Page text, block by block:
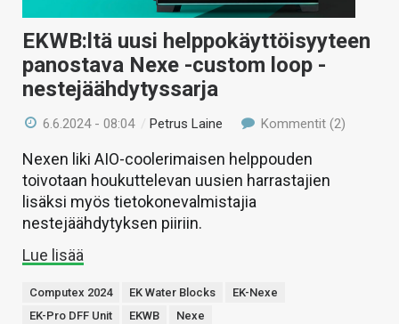
EKWB:ltä uusi helppokäyttöisyyteen
panostava Nexe -custom loop -
nestejäähdytyssarja
6.6.2024 - 08:04 /Petrus Laine Kommentit (2)
Nexen liki AIO-coolerimaisen helppouden
toivotaan houkuttelevan uusien harrastajien
lisäksi myös tietokonevalmistajia
nestejäähdytyksen piiriin.
Lue lisää
Computex 2024 EK Water Blocks
EK-Nexe
EK-Pro DFF Unit
EKWB Nexe